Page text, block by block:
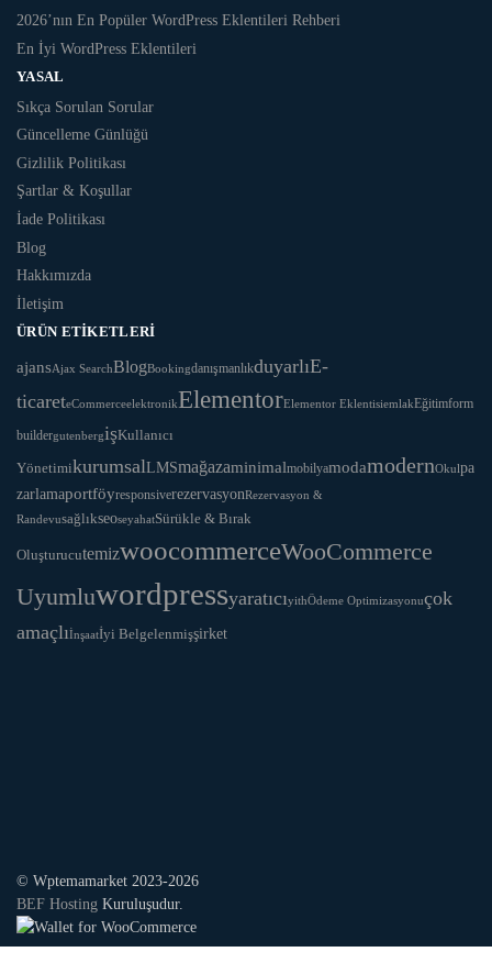
2026’nın En Popüler WordPress Eklentileri Rehberi
En İyi WordPress Eklentileri
YASAL
Sıkça Sorulan Sorular
Güncelleme Günlüğü
Gizlilik Politikası
Şartlar & Koşullar
İade Politikası
Blog
Hakkımızda
İletişim
ÜRÜN ETIKETLERI
ajansAjax SearchBlogBookingdanışmanlıkduyarlıE-
ticareteCommerceelektronikElementorElementor EklentisiemlakEğitimform
buildergutenbergişKullanıcı
YönetimikurumsalLMSmağazaminimalmobilyamodamodernOkulpa
zarlamaportföyresponsiverezervasyonRezervasyon &
RandevusağlıkseoseyahatSürükle & Bırak
OluşturucutemizwoocommerceWooCommerce
UyumluwordpressyaratıcıyithÖdeme Optimizasyonuçok
amaçlıİnşaatİyi Belgelenmişşirket
© Wptemamarket 2023-2026
BEF Hosting Kuruluşudur.